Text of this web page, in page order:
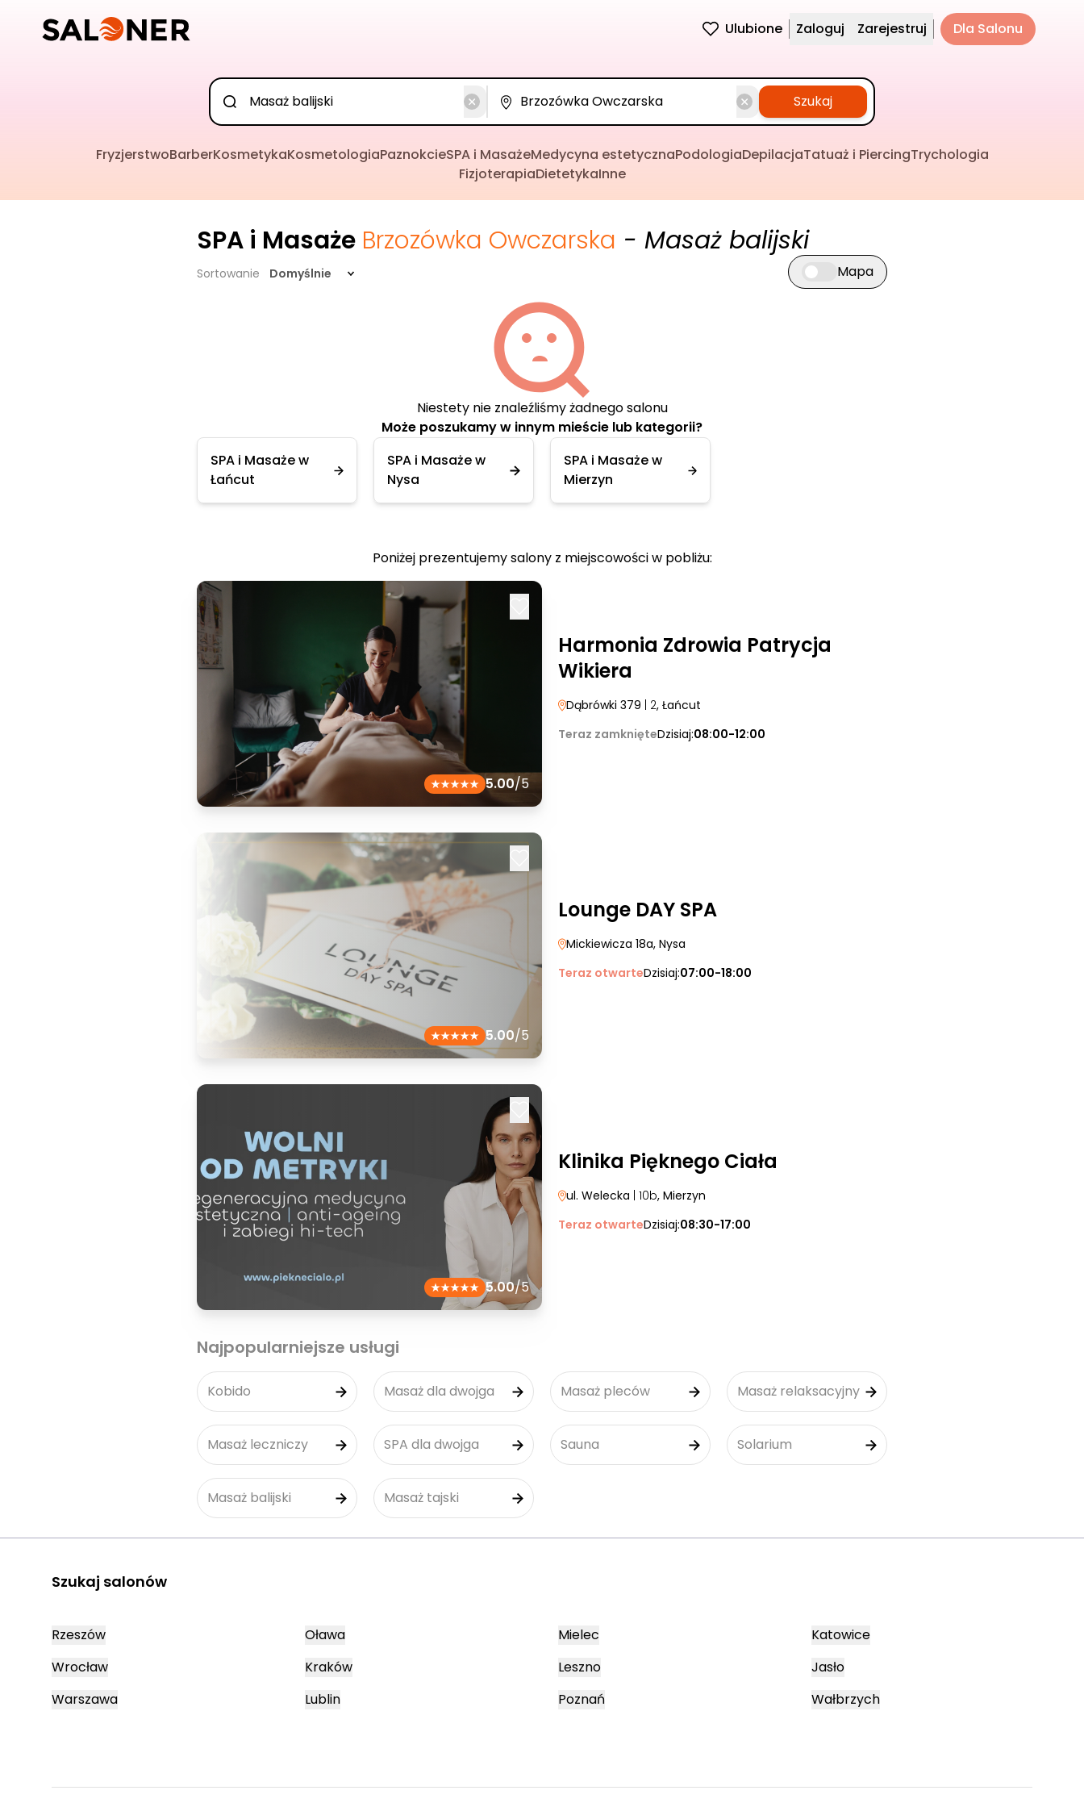
Ulubione Zaloguj Zarejestruj Dla Salonu
Szukaj
FryzjerstwoBarberKosmetykaKosmetologiaPaznokcieSPA i MasażeMedycyna estetycznaPodologiaDepilacjaTatuaż i PiercingTrychologia
FizjoterapiaDietetykaInne
SPA i Masaże Brzozówka Owczarska - Masaż balijski
Sortowanie Domyślnie Przełącz widok mapy
Mapa
Niestety nie znaleźliśmy żadnego salonu
Może poszukamy w innym mieście lub kategorii?
SPA i Masaże w
Łańcut
SPA i Masaże w
Nysa
SPA i Masaże w
Mierzyn
Poniżej prezentujemy salony z miejscowości w pobliżu:
5.00/5
Harmonia Zdrowia Patrycja
Wikiera
Dąbrówki 379 | 2, Łańcut
Teraz zamknięteDzisiaj:08:00-12:00
5.00/5
Lounge DAY SPA
Mickiewicza 18a, Nysa
Teraz otwarteDzisiaj:07:00-18:00
5.00/5
Klinika Pięknego Ciała
ul. Welecka | 10b, Mierzyn
Teraz otwarteDzisiaj:08:30-17:00
Najpopularniejsze usługi
Kobido Masaż dla dwojga Masaż pleców Masaż relaksacyjny
Masaż leczniczy SPA dla dwojga Sauna Solarium
Masaż balijski Masaż tajski
Szukaj salonów
Rzeszów
Wrocław
Warszawa
Oława
Kraków
Lublin
Mielec
Leszno
Poznań
Katowice
Jasło
Wałbrzych